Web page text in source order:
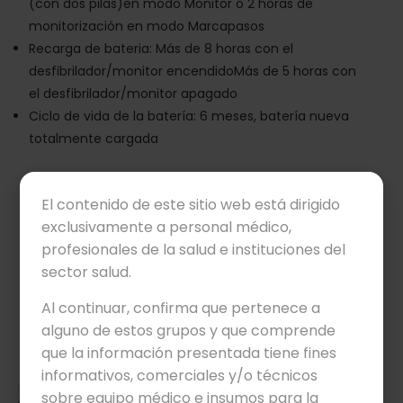
monitorización en modo Marcapasos
Recarga de bateria: Más de 8 horas con el
desfibrilador/monitor encendidoMás de 5 horas con
el desfibrilador/monitor apagado
Ciclo de vida de la batería: 6 meses, batería nueva
totalmente cargada
Los usuarios también han
Viewers Also Liked
El contenido de este sitio web está dirigido
exclusivamente a personal médico,
profesionales de la salud e instituciones del
sector salud.
Al continuar, confirma que pertenece a
alguno de estos grupos y que comprende
que la información presentada tiene fines
informativos, comerciales y/o técnicos
sobre equipo médico e insumos para la